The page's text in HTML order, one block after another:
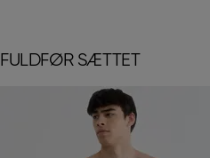
FULDFØR SÆTTET